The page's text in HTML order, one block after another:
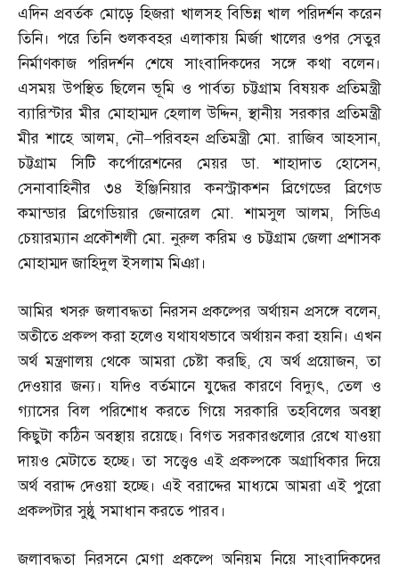
এদিন প্রবর্তক মোড়ে হিজরা খালসহ বিভিন্ন খাল পরিদর্শন করেন
তিনি। পরে তিনি শুলকবহর এলাকায় মির্জা খালের ওপর সেতুর
নির্মাণকাজ পরিদর্শন শেষে সাংবাদিকদের সঙ্গে কথা বলেন।
এসময় উপস্থিত ছিলেন ভূমি ও পার্বত্য চট্টগ্রাম বিষয়ক প্রতিমন্ত্রী
ব্যারিস্টার মীর মোহাম্মদ হেলাল উদ্দিন,স্থানীয় সরকার প্রতিমন্ত্রী
মীর শাহে আলম, নৌ–পরিবহন প্রতিমন্ত্রী মো.রাজিব আহসান,
চট্টগ্রাম সিটি কর্পোরেশনের মেয়র ডা.শাহাদাত হোসেন,
সেনাবাহিনীর ৩৪ ইঞ্জিনিয়ার কনস্ট্রাকশন ব্রিগেডের ব্রিগেড
কমান্ডার ব্রিগেডিয়ার জেনারেল মো.শামসুল আলম,সিডিএ
চেয়ারম্যান প্রকৌশলী মো.নুরুল করিম ও চট্টগ্রাম জেলা প্রশাসক
মোহাম্মদ জাহিদুল ইসলাম মিঞা।
আমির খসরু জলাবদ্ধতা নিরসন প্রকল্পের অর্থায়ন প্রসঙ্গে বলেন,
অতীতে প্রকল্প করা হলেও যথাযথভাবে অর্থায়ন করা হয়নি। এখন
অর্থ মন্ত্রণালয় থেকে আমরা চেষ্টা করছি,যে অর্থ প্রয়োজন,তা
দেওয়ার জন্য। যদিও বর্তমানে যুদ্ধের কারণে বিদ্যুৎ,তেল ও
গ্যাসের বিল পরিশোধ করতে গিয়ে সরকারি তহবিলের অবস্থা
কিছুটা কঠিন অবস্থায় রয়েছে। বিগত সরকারগুলোর রেখে যাওয়া
দায়ও মেটাতে হচ্ছে। তা সত্ত্বেও এই প্রকল্পকে অগ্রাধিকার দিয়ে
অর্থ বরাদ্দ দেওয়া হচ্ছে। এই বরাদ্দের মাধ্যমে আমরা এই পুরো
প্রকল্পটার সুষ্ঠু সমাধান করতে পারব।
জলাবদ্ধতা নিরসনে মেগা প্রকল্পে অনিয়ম নিয়ে সাংবাদিকদের